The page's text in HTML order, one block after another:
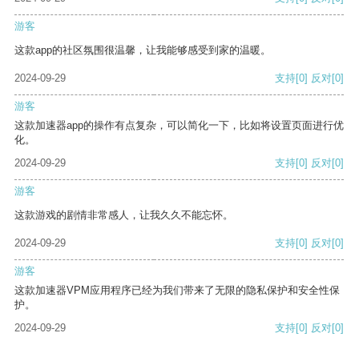
游客
这款app的社区氛围很温馨，让我能够感受到家的温暖。
2024-09-29 支持[0] 反对[0]
游客
这款加速器app的操作有点复杂，可以简化一下，比如将设置页面进行优
化。
2024-09-29
支持[0] 反对[0]
游客
这款游戏的剧情非常感人，让我久久不能忘怀。
2024-09-29 支持[0] 反对[0]
游客
这款加速器VPM应用程序已经为我们带来了无限的隐私保护和安全性保
护。
2024-09-29
支持[0] 反对[0]